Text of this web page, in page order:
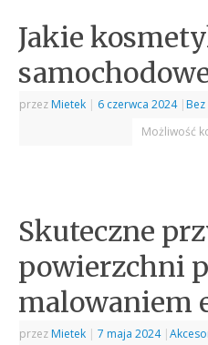
Jakie
przez Mietek | 6 czerwca 2024 |
Możliwość
Skuteczne
powierzchni
malowaniem
przez Mietek | 7 maja 2024 |